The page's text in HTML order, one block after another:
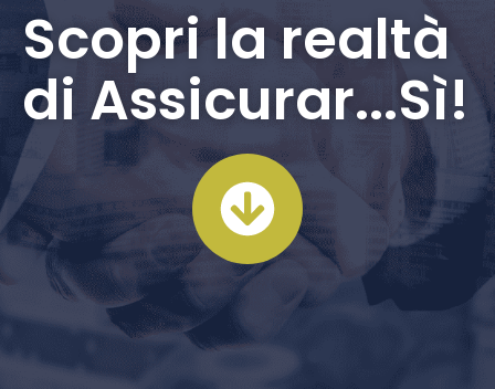
Scopri la realtà
di Assicurar...Sì!